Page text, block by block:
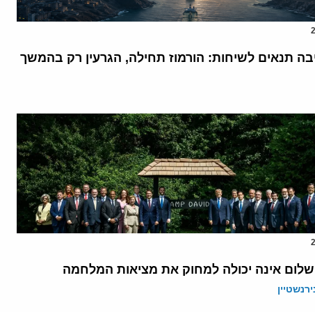
תנאים לשיחות: הורמוז תחילה, הגרעין רק בהמשך
אינה יכולה למחוק את מציאות המלחמה